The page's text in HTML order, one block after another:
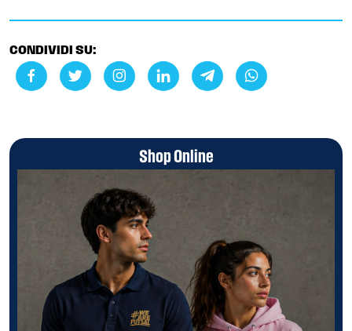
CONDIVIDI SU:
Shop Online